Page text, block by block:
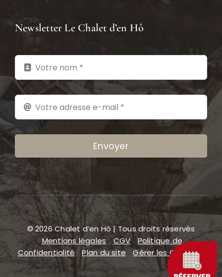
Newsletter Le Chalet d’en Hô
Envoyer
© 2026 Chalet d’en Hô | Tous droits réservés
Mentions légales
CGV
Politique de
Confidentialité
Plan du site Gérer les COOKIES